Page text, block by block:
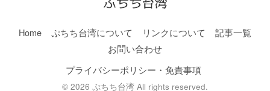
Home ぷちち台湾について リンクについて
記事一覧
お問い合わせ
プライバシーポリシー・免責事項
© 2026 ぷちち台湾 All rights reserved.